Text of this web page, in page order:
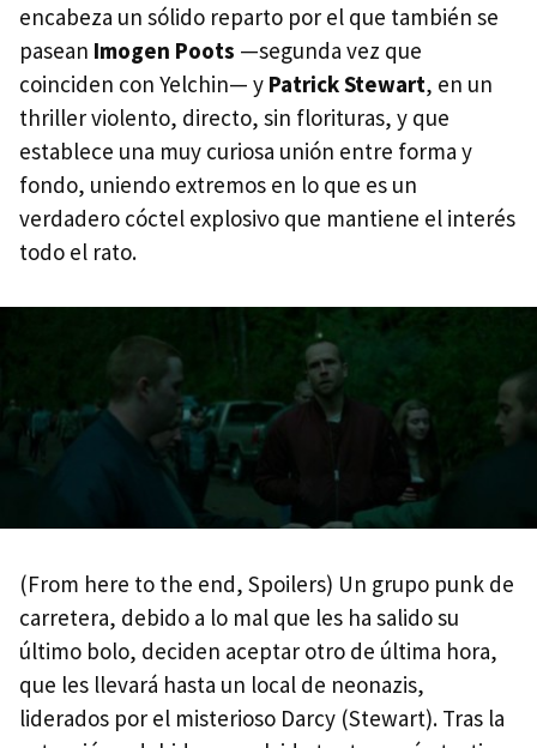
encabeza un sólido reparto por el que también se
pasean Imogen Poots —segunda vez que
coinciden con Yelchin— y Patrick Stewart, en un
thriller violento, directo, sin florituras, y que
establece una muy curiosa unión entre forma y
fondo, uniendo extremos en lo que es un
verdadero cóctel explosivo que mantiene el interés
todo el rato.
(From here to the end, Spoilers) Un grupo punk de
carretera, debido a lo mal que les ha salido su
último bolo, deciden aceptar otro de última hora,
que les llevará hasta un local de neonazis,
liderados por el misterioso Darcy (Stewart). Tras la